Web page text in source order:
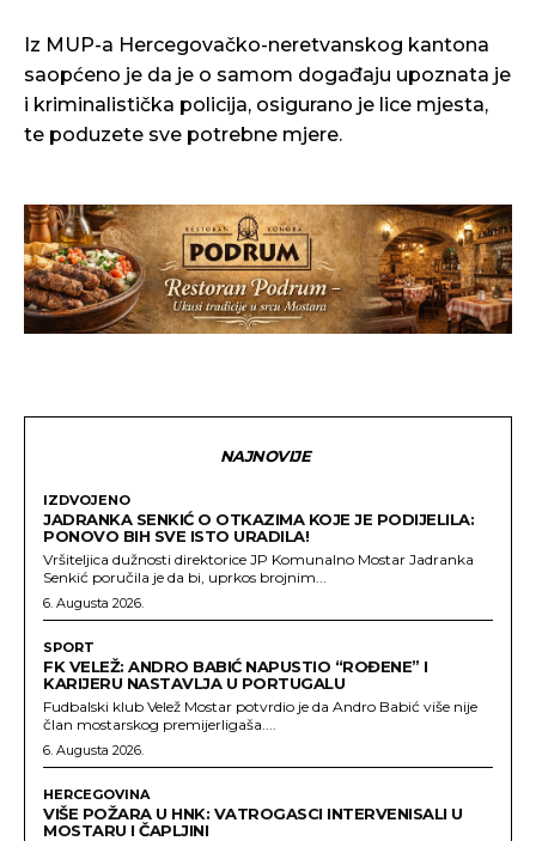
Iz MUP-a Hercegovačko-neretvanskog kantona
saopćeno je da je o samom događaju upoznata je
i kriminalistička policija, osigurano je lice mjesta,
te poduzete sve potrebne mjere.
NAJNOVIJE
IZDVOJENO
JADRANKA SENKIĆ O OTKAZIMA KOJE JE PODIJELILA:
PONOVO BIH SVE ISTO URADILA!
Vršiteljica dužnosti direktorice JP Komunalno Mostar Jadranka
Senkić poručila je da bi, uprkos brojnim...
6. Augusta 2026.
SPORT
FK VELEŽ: ANDRO BABIĆ NAPUSTIO “ROĐENE” I
KARIJERU NASTAVLJA U PORTUGALU
Fudbalski klub Velež Mostar potvrdio je da Andro Babić više nije
član mostarskog premijerligaša....
6. Augusta 2026.
HERCEGOVINA
VIŠE POŽARA U HNK: VATROGASCI INTERVENISALI U
MOSTARU I ČAPLJINI